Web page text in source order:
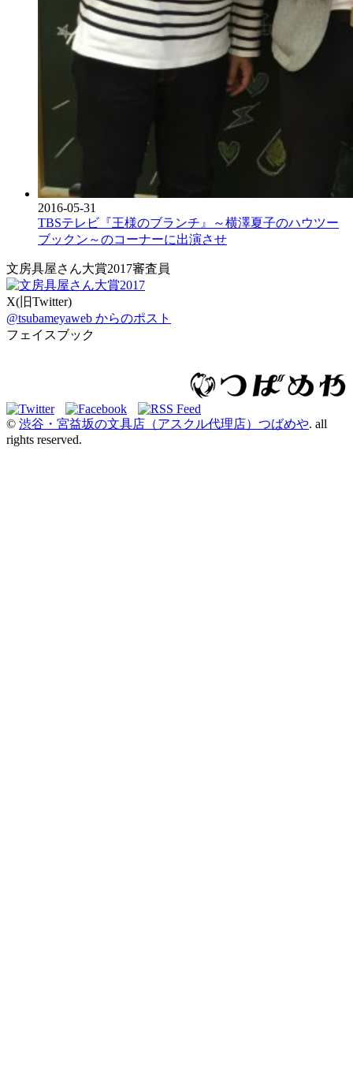
2016-05-31
TBSテレビ『王様のブランチ』～横澤夏子のハウツー
ブックン～のコーナーに出演させ
文房具屋さん大賞2017審査員
X(旧Twitter)
@tsubameyaweb からのポスト
フェイスブック
© 渋谷・宮益坂の文具店（アスクル代理店）つばめや. all
rights reserved.